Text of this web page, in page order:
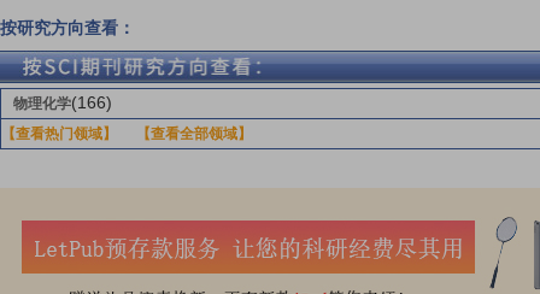
按研究方向查看：
物理化学(166)
【查看热门领域】 【查看全部领域】